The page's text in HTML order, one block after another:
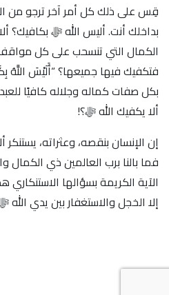
قِس على ذلك كل أمر آخر ترجو من
بداخلك أنت. أليس الله ﷻ
الكمال التي تنسحب على كل
فتكفيك فيها جميعها؟ “أَلَيْسَ اللَّهُ
بكل صفات كماله وجلاله كافيًا
ألا يكفيك الله ﷻ؟!
إن الإنسان بنقصه، وعثراته،
فما بالنا برب العالمين ذي الكمال
الآية الكريمة بسؤالها
إلا الخجل والاستغفار بين يدي الله